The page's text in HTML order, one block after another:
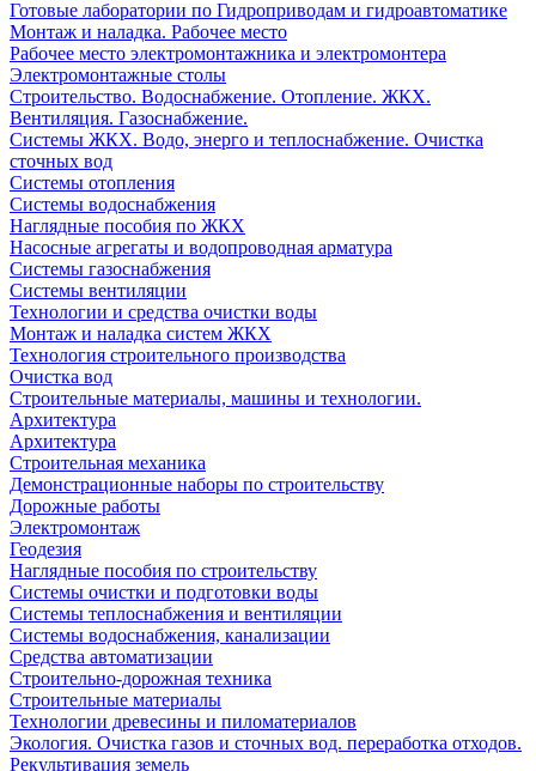
Готовые лаборатории по Гидроприводам и гидроавтоматике
Монтаж и наладка. Рабочее место
Рабочее место электромонтажника и электромонтера
Электромонтажные столы
Строительство. Водоснабжение. Отопление. ЖКХ.
Вентиляция. Газоснабжение.
Системы ЖКХ. Водо, энерго и теплоснабжение. Очистка
сточных вод
Системы отопления
Системы водоснабжения
Наглядные пособия по ЖКХ
Насосные агрегаты и водопроводная арматура
Системы газоснабжения
Системы вентиляции
Технологии и средства очистки воды
Монтаж и наладка систем ЖКХ
Технология строительного производства
Очистка вод
Строительные материалы, машины и технологии.
Архитектура
Архитектура
Cтроительная механика
Демонстрационные наборы по строительству
Дорожные работы
Электромонтаж
Геодезия
Наглядные пособия по строительству
Системы очистки и подготовки воды
Системы теплоснабжения и вентиляции
Системы водоснабжения, канализации
Средства автоматизации
Строительно-дорожная техника
Строительные материалы
Технологии древесины и пиломатериалов
Экология. Очистка газов и сточных вод. переработка отходов.
Рекультивация земель